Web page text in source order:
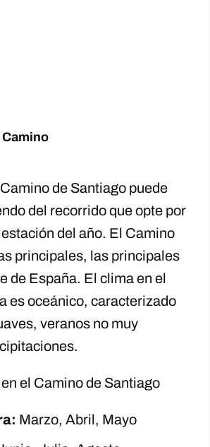
de Santiago puede
del recorrido que opte por
del año. El Camino
principales, las principales
de España. El clima en el
es oceánico, caracterizado
veranos no muy
el Camino de Santiago
Marzo, Abril, Mayo